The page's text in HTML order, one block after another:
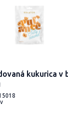
kukurica